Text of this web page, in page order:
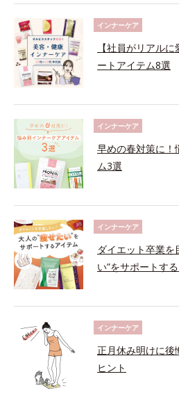
インナーケア
【社員がリアル
ートアイテム8選
インナーケア
早めの春対策に！
ム3選
インナーケア
ダイエット卒業を
い”をサポートす
インナーケア
正月休み明けに後
ヒント